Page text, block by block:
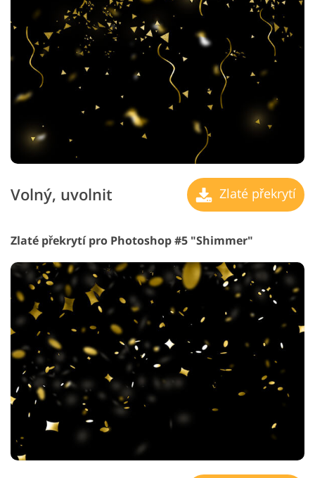
Volný, uvolnit Zlaté překrytí
Zlaté překrytí pro Photoshop #5 "Shimmer"